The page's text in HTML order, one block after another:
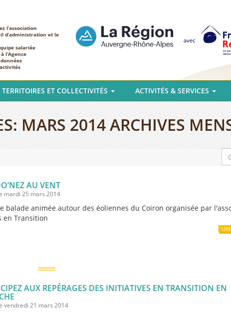
l’association
d’administration et le
salariée
l’Agence
TERRITOIRES ET COLLECTIVITÉS ACTIVITÉS & SERVICES
MARS 2014ARCHIVES
AU VENT
mardi 25 mars 2014
balade animée autour des éoliennes du Coiron organisée par
en Transition
AUX REPÉRAGES DES INITIATIVES EN TRANSITION EN
vendredi 21 mars 2014